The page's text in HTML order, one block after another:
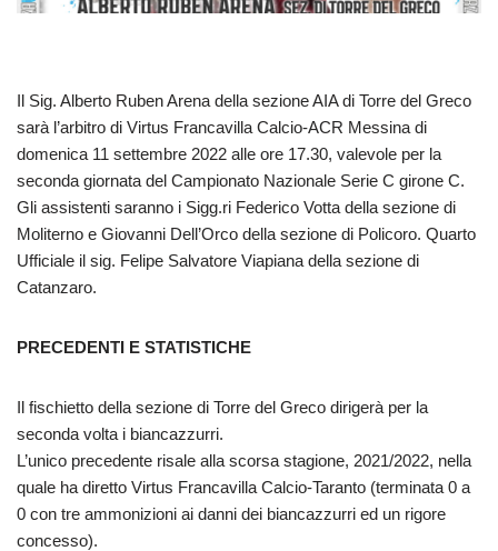
Il Sig. Alberto Ruben Arena della sezione AIA di Torre del Greco
sarà l’arbitro di Virtus Francavilla Calcio-ACR Messina di
domenica 11 settembre 2022 alle ore 17.30, valevole per la
seconda giornata del Campionato Nazionale Serie C girone C.
Gli assistenti saranno i Sigg.ri Federico Votta della sezione di
Moliterno e Giovanni Dell’Orco della sezione di Policoro. Quarto
Ufficiale il sig. Felipe Salvatore Viapiana della sezione di
Catanzaro.
PRECEDENTI E STATISTICHE
Il fischietto della sezione di Torre del Greco dirigerà per la
seconda volta i biancazzurri.
L’unico precedente risale alla scorsa stagione, 2021/2022, nella
quale ha diretto Virtus Francavilla Calcio-Taranto (terminata 0 a
0 con tre ammonizioni ai danni dei biancazzurri ed un rigore
concesso).